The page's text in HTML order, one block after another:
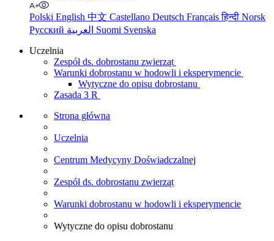
Polski English 中文 Castellano Deutsch Françaisहिन्दी Norsk
Русский
Suomi Svenska
Uczelnia
Zespół ds. dobrostanu zwierząt
Warunki dobrostanu w hodowli i eksperymencie
Wytyczne do opisu dobrostanu
Zasada 3 R
Strona główna
Uczelnia
Centrum Medycyny Doświadczalnej
Zespół ds. dobrostanu zwierząt
Warunki dobrostanu w hodowli i eksperymencie
Wytyczne do opisu dobrostanu